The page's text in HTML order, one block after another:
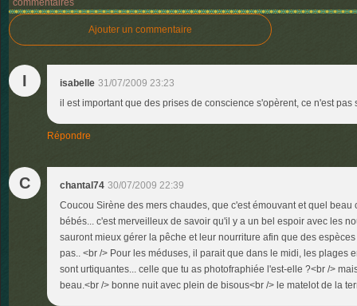
commentaires
Ajouter un commentaire
I isabelle 31/07/2009 23:23
il est important que des prises de conscience s'opèrent, ce n'est pas
Répondre
C chantal74 30/07/2009 22:39
Coucou Sirène des mers chaudes, que c'est émouvant et quel beau
bébés... c'est merveilleux de savoir qu'il y a un bel espoir avec les
sauront mieux gérer la pêche et leur nourriture afin que des
pas.. <br /> Pour les méduses, il parait que dans le midi, les plages
sont urtiquantes... celle que tu as photofraphiée l'est-elle ?<br />
beau.<br /> bonne nuit avec plein de bisous<br /> le matelot de la